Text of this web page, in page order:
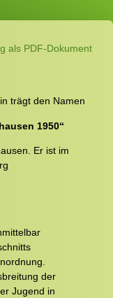
als PDF-Dokument
trägt den Namen
1950“
Er ist im
der
Jugend in